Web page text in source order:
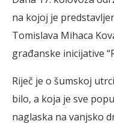
na kojoj je
Tomislava Mihaca
građanske inicijative
Riječ je o šumskoj
bilo, a koja je sve
naglaska na vanjsko